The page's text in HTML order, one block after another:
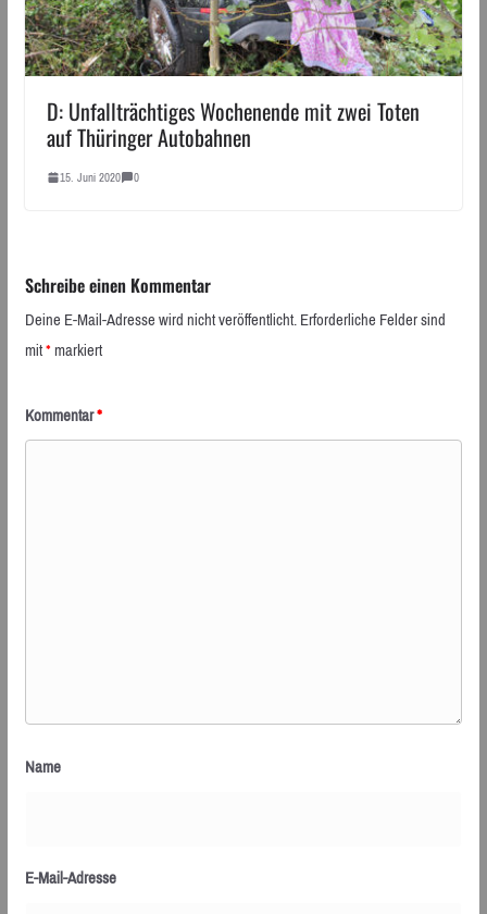
D: Unfallträchtiges Wochenende mit zwei Toten
auf Thüringer Autobahnen
15. Juni 2020 0
Schreibe einen Kommentar
Deine E-Mail-Adresse wird nicht veröffentlicht.Erforderliche Felder sind
mit*markiert
Kommentar*
Name
E-Mail-Adresse